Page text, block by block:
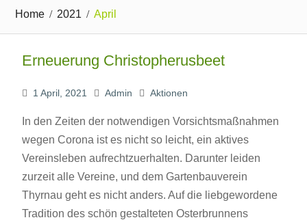
Home 2021 April
Erneuerung Christopherusbeet
1 April, 2021 Admin Aktionen
In den Zeiten der notwendigen Vorsichtsmaßnahmen
wegen Corona ist es nicht so leicht, ein aktives
Vereinsleben aufrechtzuerhalten. Darunter leiden
zurzeit alle Vereine, und dem Gartenbauverein
Thyrnau geht es nicht anders. Auf die liebgewordene
Tradition des schön gestalteten Osterbrunnens